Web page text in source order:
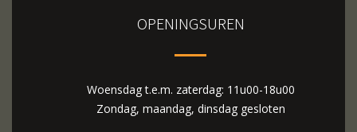
OPENINGSUREN
Woensdag t.e.m. zaterdag: 11u00-18u00
Zondag, maandag, dinsdag gesloten